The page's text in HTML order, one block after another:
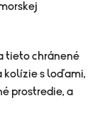
tieto chránené
kolízie s loďami,
prostredie, a